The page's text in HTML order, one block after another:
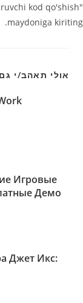
kod qo'shish"
maydoniga kiriting.
אולי תאהב/י גם
Игровые
Демо
Джет Икс: